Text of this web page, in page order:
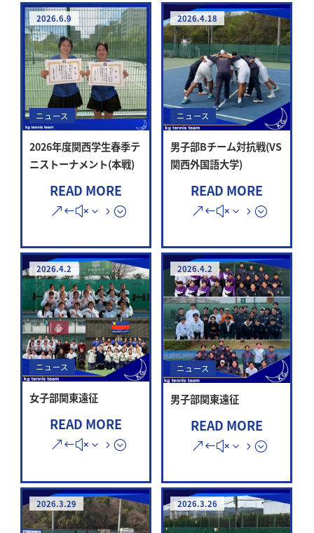
2026.6.9
ニュース
2026年度関西学生春季テ
ニストーナメント(本戦)
READ MORE
2026.4.18
ニュース
男子部Bチーム対抗戦(VS
関西外国語大学)
READ MORE
2026.4.2
ニュース
女子部関東遠征
READ MORE
2026.4.2
ニュース
男子部関東遠征
READ MORE
2026.3.29 2026.3.26